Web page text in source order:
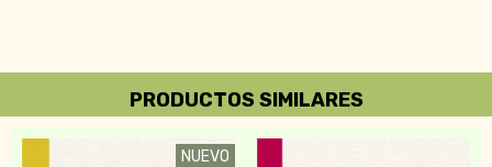
PRODUCTOS SIMILARES
NUEVO